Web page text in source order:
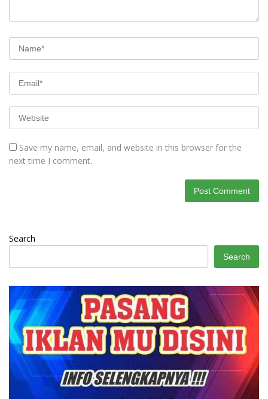
Save my name, email, and website in this browser for the
next time I comment.
Search
Search